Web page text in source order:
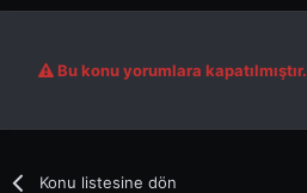
Bu konu yorumlara kapatılmıştır.
Konu listesine dön